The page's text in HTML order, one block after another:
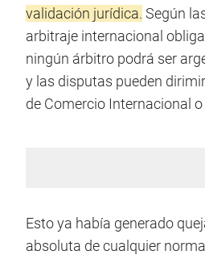
validación jurídica. Según
arbitraje internacional
ningún árbitro podrá ser
y las disputas pueden
de Comercio Internacional o
Esto ya había generado
absoluta de cualquier